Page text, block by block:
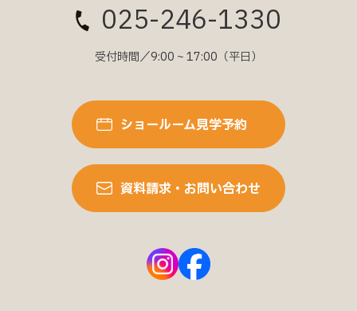
025-246-1330
受付時間／9:00 ~ 17:00（平日）
ショールーム見学予約
資料請求・お問い合わせ